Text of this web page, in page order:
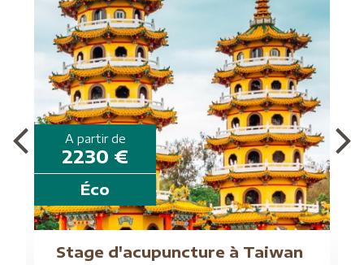
A partir de
2230 €
Éco
Stage d'acupuncture à Taiwan